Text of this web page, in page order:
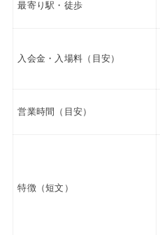
最寄り駅・徒歩
入会金・入場料（目安）
営業時間（目安）
特徴（短文）